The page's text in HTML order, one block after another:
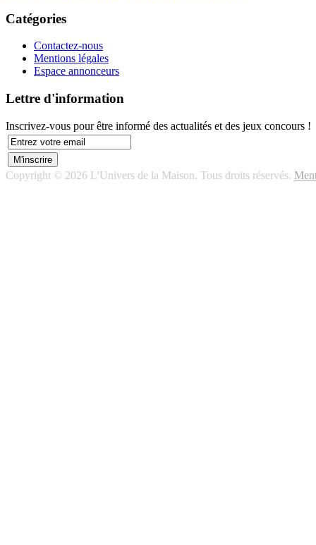
Catégories
Contactez-nous
Mentions légales
Espace annonceurs
Lettre d'information
Inscrivez-vous pour être informé des actualités et des jeux concours !
Copyright © 2026 L'Univers de la Maison. Tous droits réservés.